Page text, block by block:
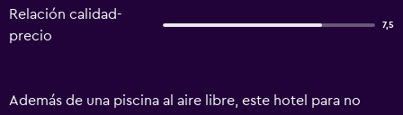
Relación calidad-
precio
7,5
Además de una piscina al aire libre, este hotel para no